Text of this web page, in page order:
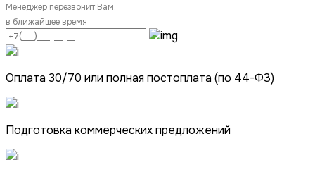
Менеджер перезвонит Вам,
в ближайшее время
Оплата 30/70 или полная постоплата (по 44-ФЗ)
Подготовка коммерческих предложений